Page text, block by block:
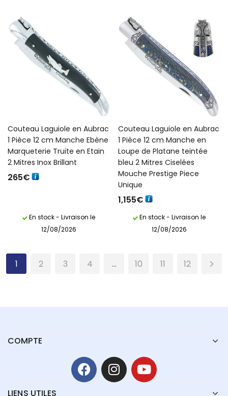
Couteau Laguiole en Aubrac
1 Pièce 12 cm Manche Ebène
Marqueterie Truite en Etain
2 Mitres Inox Brillant
265€
En stock - Livraison le
12/08/2026
Couteau Laguiole en Aubrac
1 Pièce 12 cm Manche en
Loupe de Platane teintée
bleu 2 Mitres Ciselées
Mouche Prestige Piece
Unique
1,155€
En stock - Livraison le
12/08/2026
1 2 3 4 … 10 11 12
COMPTE
LIENS UTILES